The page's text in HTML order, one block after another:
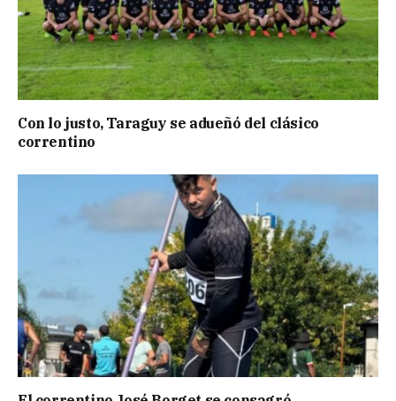
Con lo justo, Taraguy se adueñó del clásico
correntino